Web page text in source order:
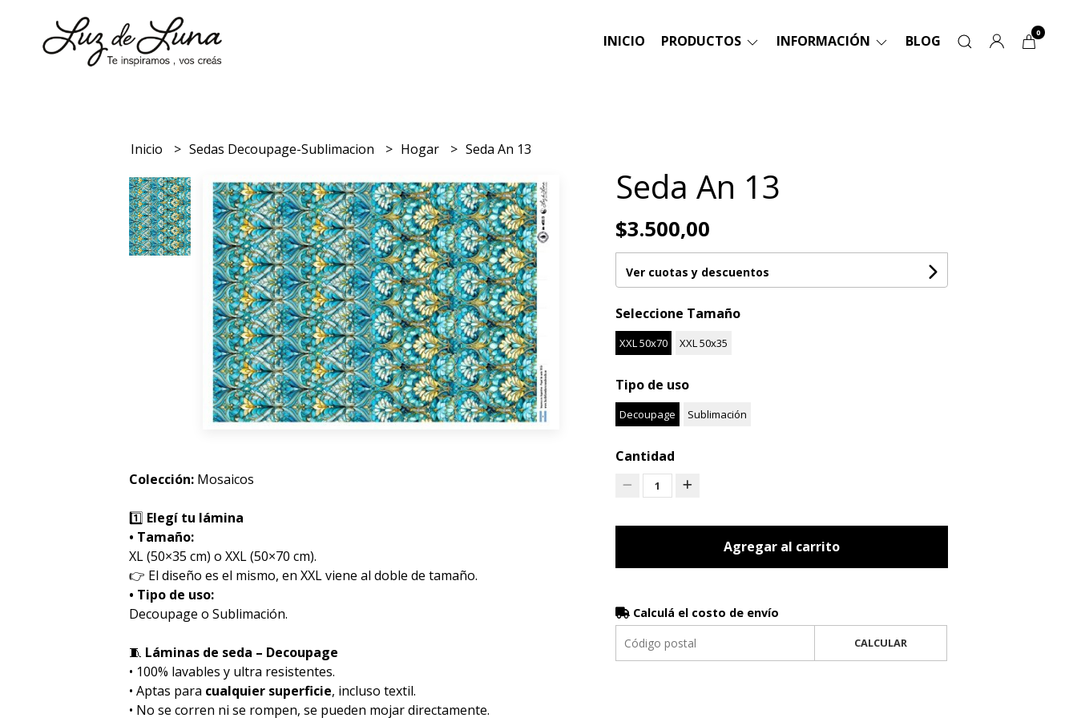
INICIO PRODUCTOS INFORMACIÓN BLOG 0
Inicio Sedas Decoupage-Sublimacion Hogar Seda An 13
Colección: Mosaicos
1️⃣ Elegí tu lámina
• Tamaño:
XL (50×35 cm) o XXL (50×70 cm).
👉 El diseño es el mismo, en XXL viene al doble de tamaño.
• Tipo de uso:
Decoupage o Sublimación.
🧵 Láminas de seda – Decoupage
• 100% lavables y ultra resistentes.
• Aptas para cualquier superficie, incluso textil.
• No se corren ni se rompen, se pueden mojar directamente.
Seda An 13
$3.500,00
Ver cuotas y descuentos
Seleccione Tamaño
XXL 50x70 XXL 50x35
Tipo de uso
Decoupage Sublimación
Cantidad
1
Agregar al carrito
Calculá el costo de envío
CALCULAR